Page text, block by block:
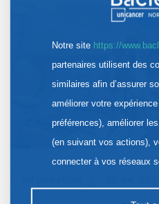
Notre site https://
partenaires utilisent des
similaires afin d’assurer
améliorer votre
préférences), améliorer
(en suivant vos actions),
connecter à vos réseaux
la publicité personnalisée